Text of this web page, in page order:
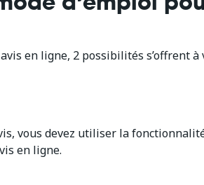
en ligne, 2 possibilités s’offrent
vous devez utiliser la
en ligne.